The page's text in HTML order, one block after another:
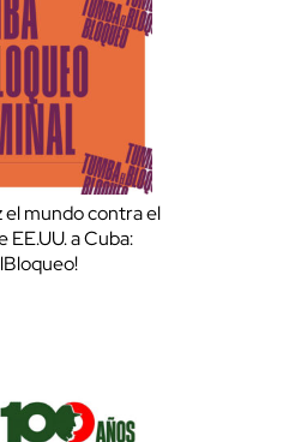
el mundo contra el
EE.UU. a Cuba: